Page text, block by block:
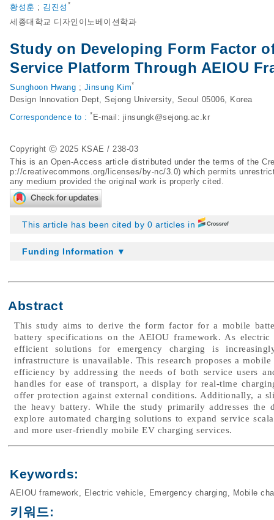
황성훈 ; 김진성 *
세종대학교 디자인이노베이션학과
Study on Developing Form Factor
Service Platform Through AEIOU
Sunghoon Hwang ; Jinsung Kim*
Design Innovation Dept, Sejong University, Seoul 05006, Korea
Correspondence to : * E-mail: jinsungk@sejong.ac.kr
Copyright Ⓒ 2025 KSAE / 238-03
This is an Open-Access article distributed under the terms of the
p://creativecommons.org/licenses/by-nc/3.0) which permits
any medium provided the original work is properly cited.
This article has been cited by 0 articles in
Funding Information ▼
Abstract
This study aims to derive the form factor for a mobile
battery specifications on the AEIOU framework. As
efficient solutions for emergency charging is
infrastructure is unavailable. This research proposes a
efficiency by addressing the needs of both service users
handles for ease of transport, a display for real-time
offer protection against external conditions. Additionally, a
the heavy battery. While the study primarily addresses
explore automated charging solutions to expand service
and more user-friendly mobile EV charging services.
Keywords:
AEIOU framework, Electric vehicle, Emergency charging, Mobile
키워드: